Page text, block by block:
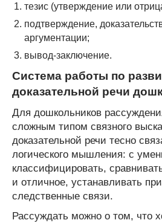
тезис (утверждение или
подтверждение,
аргументации;
вывод-заключение.
Система работы по
доказательной речи
Для дошкольников
сложным типом связного
доказательной речи тесно
логического мышления: с
классифицировать,
и отличное, устанавливать
следственные связи.
Рассуждать можно о том, что